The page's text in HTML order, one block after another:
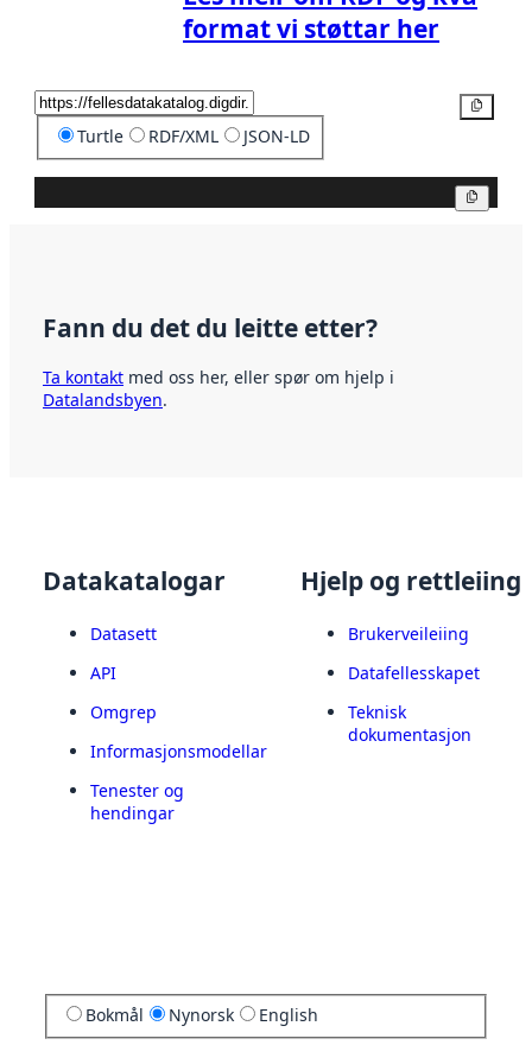
format vi støttar her
Turtle RDF/XML JSON-LD
Fann du det du leitte etter?
Ta kontakt med oss her, eller spør om hjelp i
Datalandsbyen.
Datakatalogar
Datasett
API
Omgrep
Informasjonsmodellar
Tenester og
hendingar
Hjelp og rettleiing
Brukerveileiing
Datafellesskapet
Teknisk
dokumentasjon
Bokmål Nynorsk English